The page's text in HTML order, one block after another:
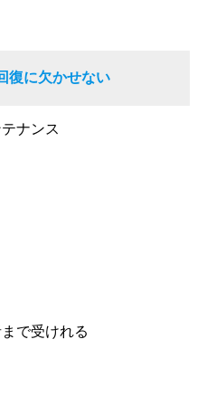
復に欠かせない
ナンス
で受けれる